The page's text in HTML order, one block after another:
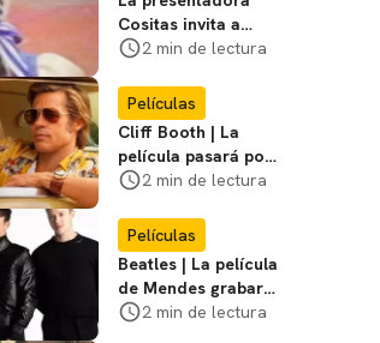
Cositas invita a
visitar el
Miasma
2 min de lectura
Películas
Cliff Booth | La
película pasará por
nuevas filmaciones
2 min de lectura
Películas
Beatles | La película
de Mendes grabará
escenas en la
2 min de lectura